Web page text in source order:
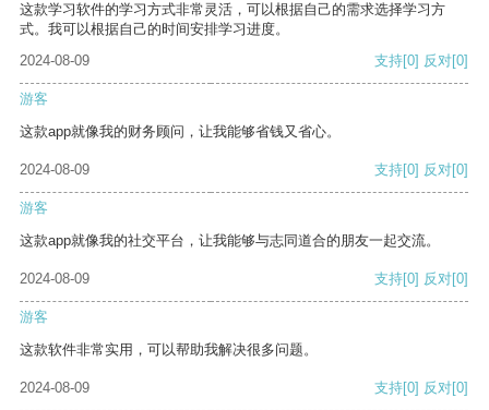
这款学习软件的学习方式非常灵活，可以根据自己的需求选择学习方
式。我可以根据自己的时间安排学习进度。
2024-08-09
支持[0] 反对[0]
游客
这款app就像我的财务顾问，让我能够省钱又省心。
2024-08-09 支持[0] 反对[0]
游客
这款app就像我的社交平台，让我能够与志同道合的朋友一起交流。
2024-08-09 支持[0] 反对[0]
游客
这款软件非常实用，可以帮助我解决很多问题。
2024-08-09 支持[0] 反对[0]